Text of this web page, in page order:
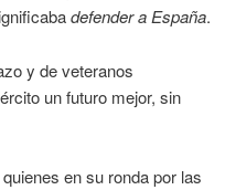
defender a España.
y de veteranos
un futuro mejor, sin
en su ronda por las